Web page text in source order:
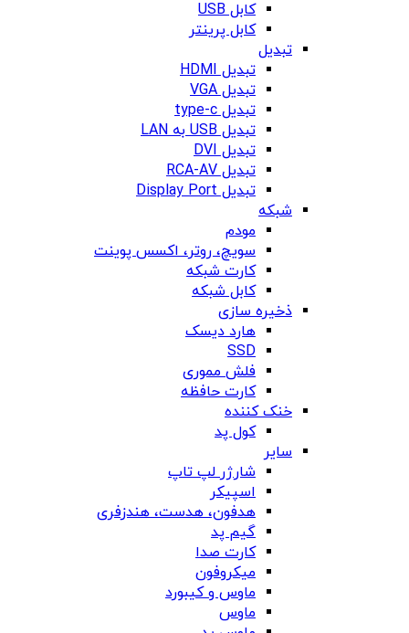
کابل USB
کابل پرینتر
تبدیل
تبدیل HDMI
تبدیل VGA
تبدیل type-c
تبدیل USB به LAN
تبدیل DVI
تبدیل RCA-AV
تبدیل Display Port
شبکه
مودم
سویچ، روتر، اکسس پوینت
کارت شبکه
کابل شبکه
ذخیره سازی
هارد دیسک
SSD
فلش مموری
کارت حافظه
خنک کننده
کول پد
سایر
شارژر لپ تاپ
اسپیکر
هدفون، هدست، هندزفری
گیم پد
کارت صدا
میکروفون
ماوس و کیبورد
ماوس